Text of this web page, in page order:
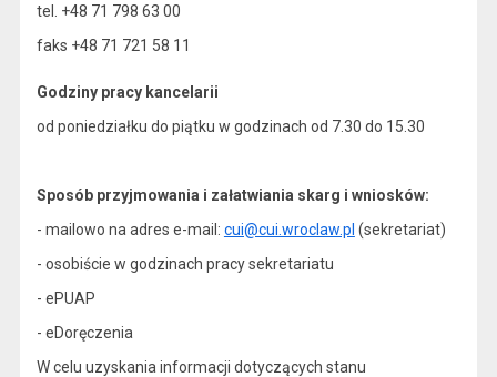
tel. +48 71 798 63 00
faks +48 71 721 58 11
Godziny pracy kancelarii
od poniedziałku do piątku w godzinach od 7.30 do 15.30
Sposób przyjmowania i załatwiania skarg i wniosków:
- mailowo na adres e-mail: cui@cui.wroclaw.pl (sekretariat)
- osobiście w godzinach pracy sekretariatu
- ePUAP
- eDoręczenia
W celu uzyskania informacji dotyczących stanu